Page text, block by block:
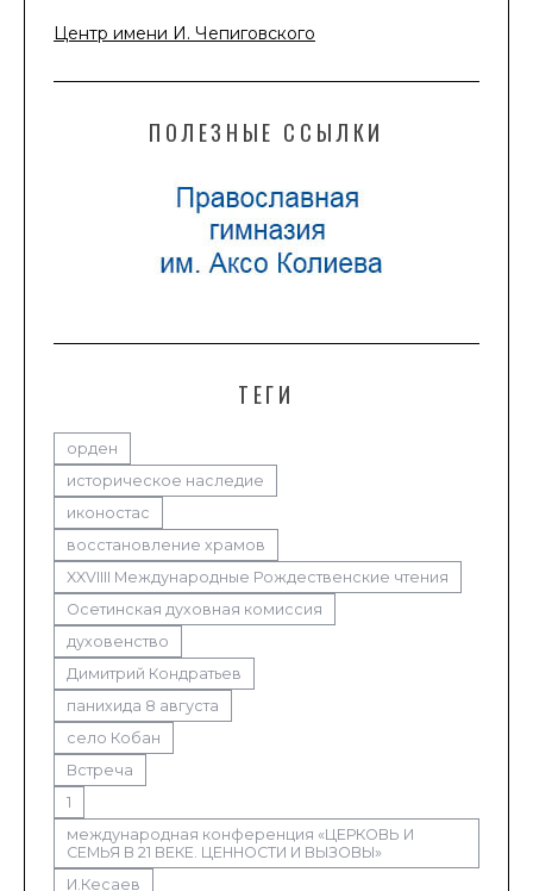
Центр имени И. Чепиговского
ПОЛЕЗНЫЕ ССЫЛКИ
ТЕГИ
орден
историческое наследие
иконостас
восстановление храмов
XXVIIII Международные Рождественские чтения
Осетинская духовная комиссия
духовенство
Димитрий Кондратьев
панихида 8 августа
село Кобан
Встреча
1
международная конференция «ЦЕРКОВЬ И
СЕМЬЯ В 21 ВЕКЕ. ЦЕННОСТИ И ВЫЗОВЫ»
И.Кесаев